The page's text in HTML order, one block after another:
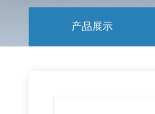
产品展示